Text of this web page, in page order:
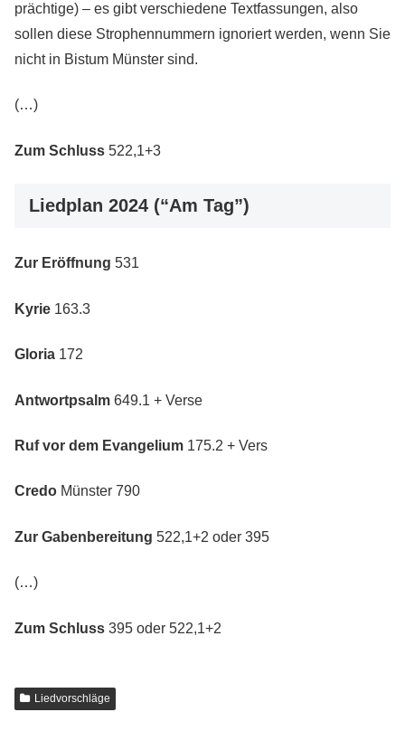
prächtige) – es gibt verschiedene Textfassungen, also
sollen diese Strophennummern ignoriert werden, wenn Sie
nicht in Bistum Münster sind.
(…)
Zum Schluss 522,1+3
Liedplan 2024 (“Am Tag”)
Zur Eröffnung 531
Kyrie 163.3
Gloria 172
Antwortpsalm 649.1 + Verse
Ruf vor dem Evangelium 175.2 + Vers
Credo Münster 790
Zur Gabenbereitung 522,1+2 oder 395
(…)
Zum Schluss 395 oder 522,1+2
Liedvorschläge